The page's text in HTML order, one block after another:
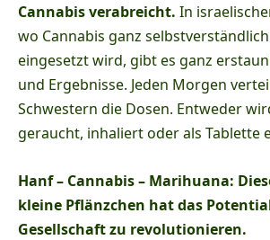
Cannabis verabreicht. In
wo Cannabis ganz
eingesetzt wird, gibt es ganz
und Ergebnisse. Jeden Morgen
Schwestern die Dosen. Entweder
geraucht, inhaliert oder als Tablette
Hanf – Cannabis – Marihuana:
kleine Pflänzchen hat das
Gesellschaft zu revolutionieren.